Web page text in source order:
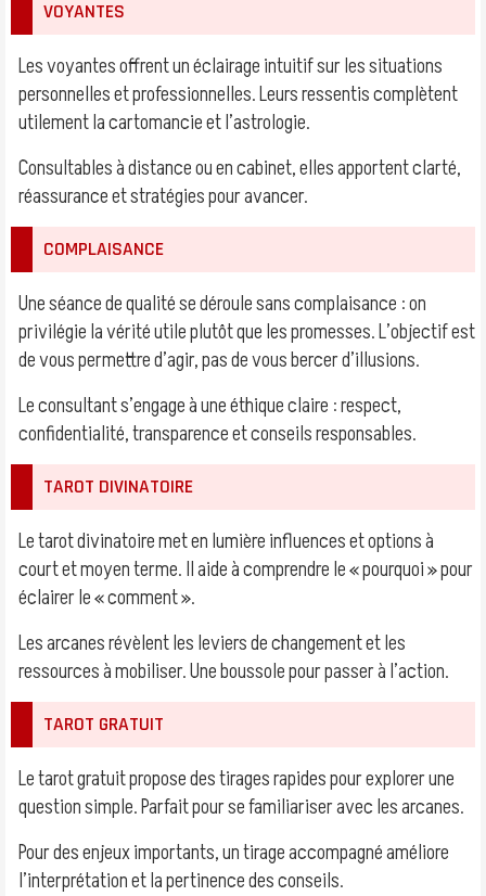
VOYANTES
Les voyantes offrent un éclairage intuitif sur les situations
personnelles et professionnelles. Leurs ressentis complètent
utilement la cartomancie et l’astrologie.
Consultables à distance ou en cabinet, elles apportent clarté,
réassurance et stratégies pour avancer.
COMPLAISANCE
Une séance de qualité se déroule sans complaisance : on
privilégie la vérité utile plutôt que les promesses. L’objectif est
de vous permettre d’agir, pas de vous bercer d’illusions.
Le consultant s’engage à une éthique claire : respect,
confidentialité, transparence et conseils responsables.
TAROT DIVINATOIRE
Le tarot divinatoire met en lumière influences et options à
court et moyen terme. Il aide à comprendre le « pourquoi » pour
éclairer le « comment ».
Les arcanes révèlent les leviers de changement et les
ressources à mobiliser. Une boussole pour passer à l’action.
TAROT GRATUIT
Le tarot gratuit propose des tirages rapides pour explorer une
question simple. Parfait pour se familiariser avec les arcanes.
Pour des enjeux importants, un tirage accompagné améliore
l’interprétation et la pertinence des conseils.